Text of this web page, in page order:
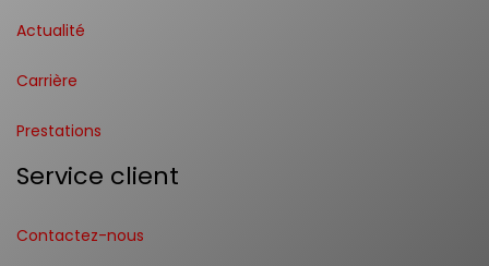
Actualité
Carrière
Prestations
Service client
Contactez-nous